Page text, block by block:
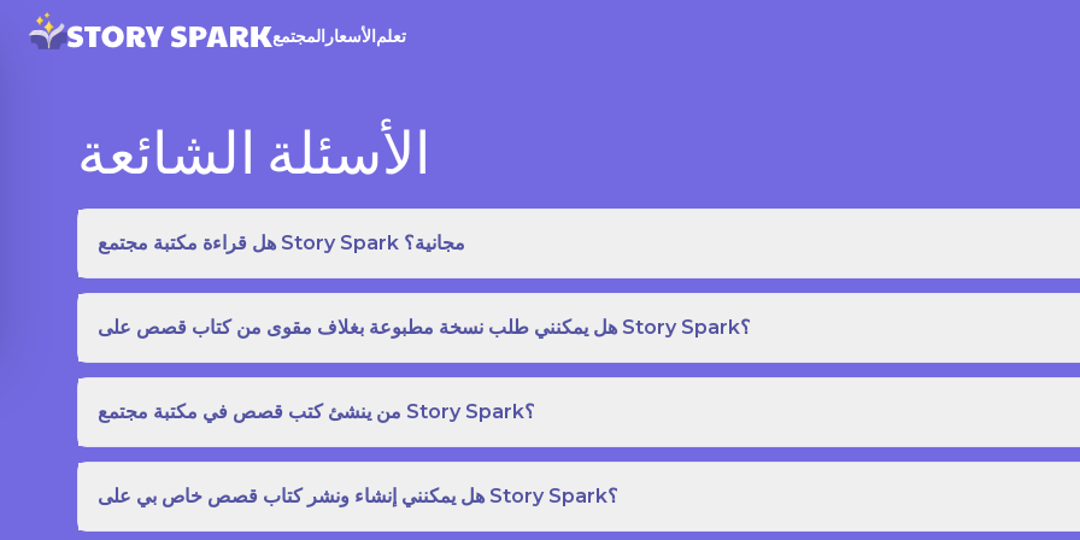
المجتمع الأسعارتعلم
الأسئلة الشائعة
هل قراءة مكتبة مجتمع Story Spark مجانية؟
هل يمكنني طلب نسخة مطبوعة بغلاف مقوى من كتاب قصص على Story Spark؟
من ينشئ كتب قصص في مكتبة مجتمع Story Spark؟
هل يمكنني إنشاء ونشر كتاب قصص خاص بي على Story Spark؟